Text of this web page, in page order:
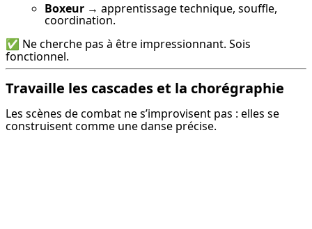
Boxeur → apprentissage technique, souffle,
coordination.
✅ Ne cherche pas à être impressionnant. Sois
fonctionnel.
Travaille les cascades et la chorégraphie
Les scènes de combat ne s’improvisent pas : elles se
construisent comme une danse précise.